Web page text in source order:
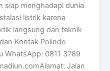
siap menghadapi dunia
listrik karena
langsung dan teknik
Kontak Polindo
WhatsApp: 0811 3789
Jalan